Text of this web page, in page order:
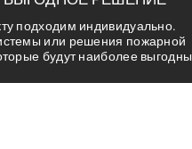
подходим индивидуально.
или решения пожарной
будут наиболее выгодны